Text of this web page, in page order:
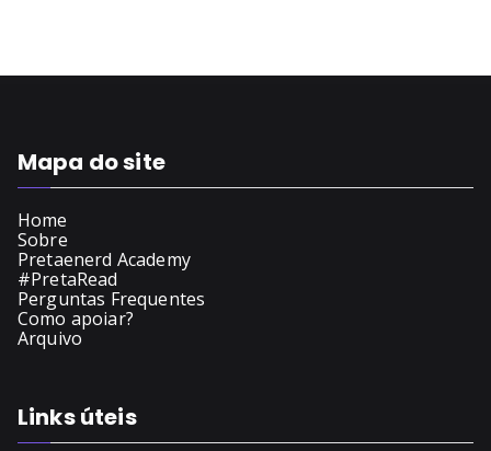
Mapa do site
Home
Sobre
Pretaenerd Academy
#PretaRead
Perguntas Frequentes
Como apoiar?
Arquivo
Links úteis